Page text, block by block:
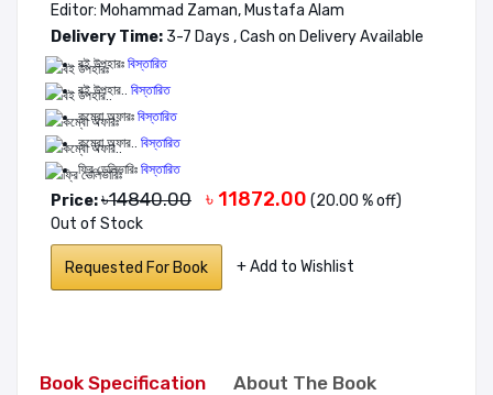
Editor: Mohammad Zaman, Mustafa Alam
Delivery Time: 3-7 Days , Cash on Delivery Available
বই উপহারঃ বিস্তারিত
বই উপহার.. বিস্তারিত
কম্বো অফারঃ বিস্তারিত
কম্বো অফার.. বিস্তারিত
ফ্রি ডেলিভারিঃ বিস্তারিত
Price:৳14840.00 ৳ 11872.00 (20.00 % off)
Out of Stock
Requested For Book + Add to Wishlist
Book Specification
About The Book